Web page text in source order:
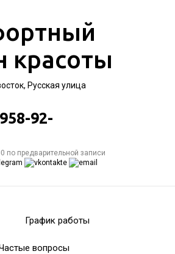
красоты
Русская улица
92-
по предварительной записи
График работы
вопросы